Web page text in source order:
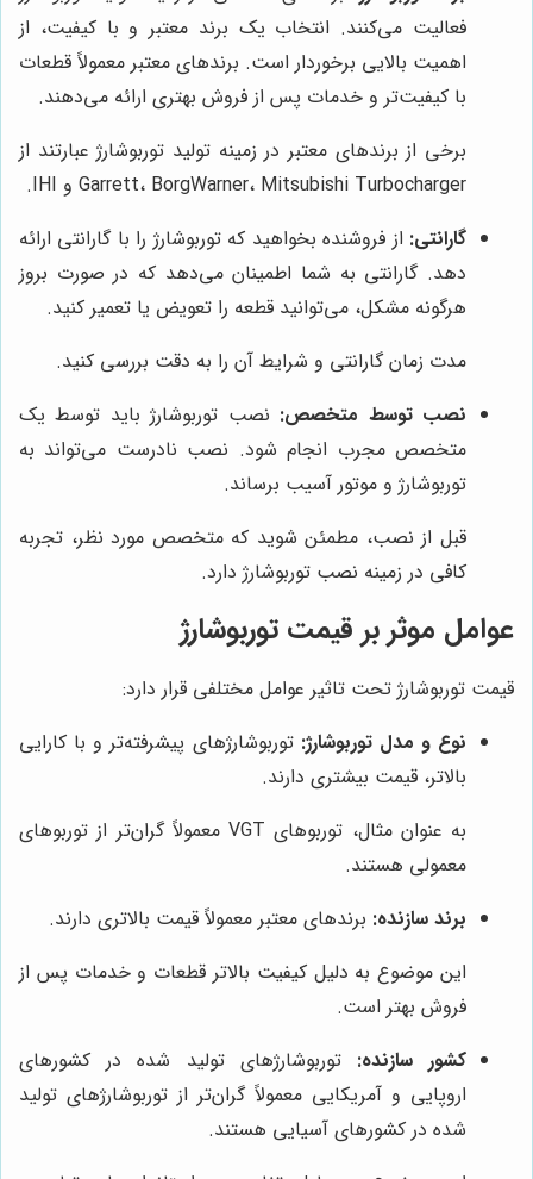
فعالیت می‌کنند. انتخاب یک برند معتبر و با کیفیت، از
اهمیت بالایی برخوردار است. برندهای معتبر معمولاً قطعات
با کیفیت‌تر و خدمات پس از فروش بهتری ارائه می‌دهند.
برخی از برندهای معتبر در زمینه تولید توربوشارژ عبارتند از
Garrett، BorgWarner، Mitsubishi Turbocharger و IHI.
گارانتی: از فروشنده بخواهید که توربوشارژ را با گارانتی ارائه
دهد. گارانتی به شما اطمینان می‌دهد که در صورت بروز
هرگونه مشکل، می‌توانید قطعه را تعویض یا تعمیر کنید.
مدت زمان گارانتی و شرایط آن را به دقت بررسی کنید.
نصب توسط متخصص: نصب توربوشارژ باید توسط یک
متخصص مجرب انجام شود. نصب نادرست می‌تواند به
توربوشارژ و موتور آسیب برساند.
قبل از نصب، مطمئن شوید که متخصص مورد نظر، تجربه
کافی در زمینه نصب توربوشارژ دارد.
عوامل موثر بر قیمت توربوشارژ
قیمت توربوشارژ تحت تاثیر عوامل مختلفی قرار دارد:
نوع و مدل توربوشارژ: توربوشارژهای پیشرفته‌تر و با کارایی
بالاتر، قیمت بیشتری دارند.
به عنوان مثال، توربوهای VGT معمولاً گران‌تر از توربوهای
معمولی هستند.
برند سازنده: برندهای معتبر معمولاً قیمت بالاتری دارند.
این موضوع به دلیل کیفیت بالاتر قطعات و خدمات پس از
فروش بهتر است.
کشور سازنده: توربوشارژهای تولید شده در کشورهای
اروپایی و آمریکایی معمولاً گران‌تر از توربوشارژهای تولید
شده در کشورهای آسیایی هستند.